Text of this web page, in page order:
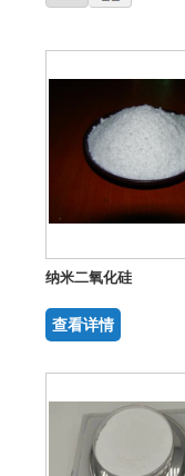
纳米二氧化硅
查看详情